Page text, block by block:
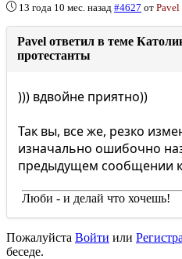
13 года 10 мес. назад #4627 от Pavel
Pavel ответил в теме
протестанты
))) вдвойне приятно))
Так вы, все же, резко
изначально ошибочно
предыдущем сообщении
Люби - и делай что хочешь!
Пожалуйста Войти или
беседе.